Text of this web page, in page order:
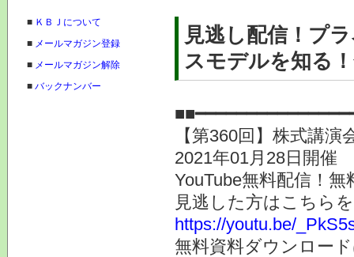
■ ＫＢＪについて
■ メールマガジン登録
■ メールマガジン解除
■ バックナンバー
見逃し配信！プ
スモデルを知る
【第360回】株式講
2021年01月28日開催
YouTube無料配信！
見逃した方はこちら
https://youtu.be/
無料資料ダウンロー